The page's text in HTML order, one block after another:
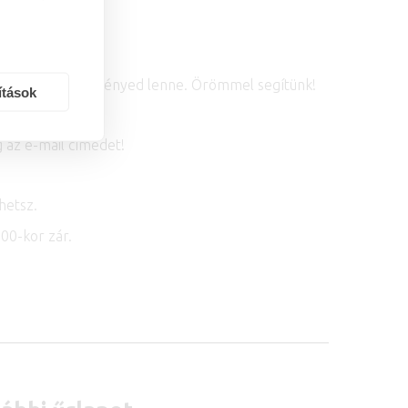
egyedi igényed lenne. Örömmel segítünk!
az e-mail címedet!
kor zár.